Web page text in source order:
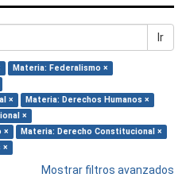
Ir
Materia: Federalismo ×
×
Materia: Derechos Humanos ×
×
×
Materia: Derecho Constitucional ×
×
Mostrar filtros avanzados